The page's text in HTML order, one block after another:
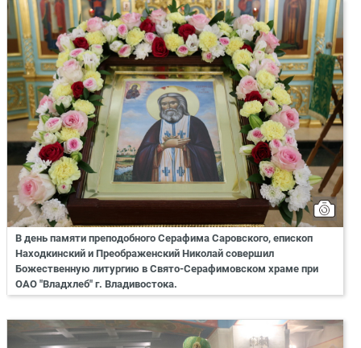
В день памяти преподобного Серафима Саровского, епископ
Находкинский и Преображенский Николай совершил
Божественную литургию в Свято-Серафимовском храме при
ОАО "Владхлеб" г. Владивостока.